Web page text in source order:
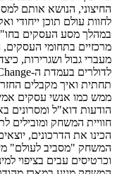
החיצוני, הנושא אותם
לחוות עולם תוכן ייחודי
במהלך מסע העסקים
מרכזיים בתחומי
מעברי גבול ושגרירות,
תחתית ואיך מקבלים
ממש כמו אנשי עסקים
הודעות דוא"ל ומסרונים
חוויית המשחק ומובילים
הכינו את הדרכונים,
המשחק "מסביב לעולם"
וכרטיסים עבים בציפוי